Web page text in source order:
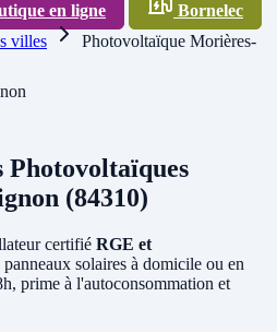
en ligne
Bornelec
villes
Photovoltaïque Morières-
Photovoltaïques
(84310)
certifié RGE et
solaires à domicile ou en
prime à l'autoconsommation et